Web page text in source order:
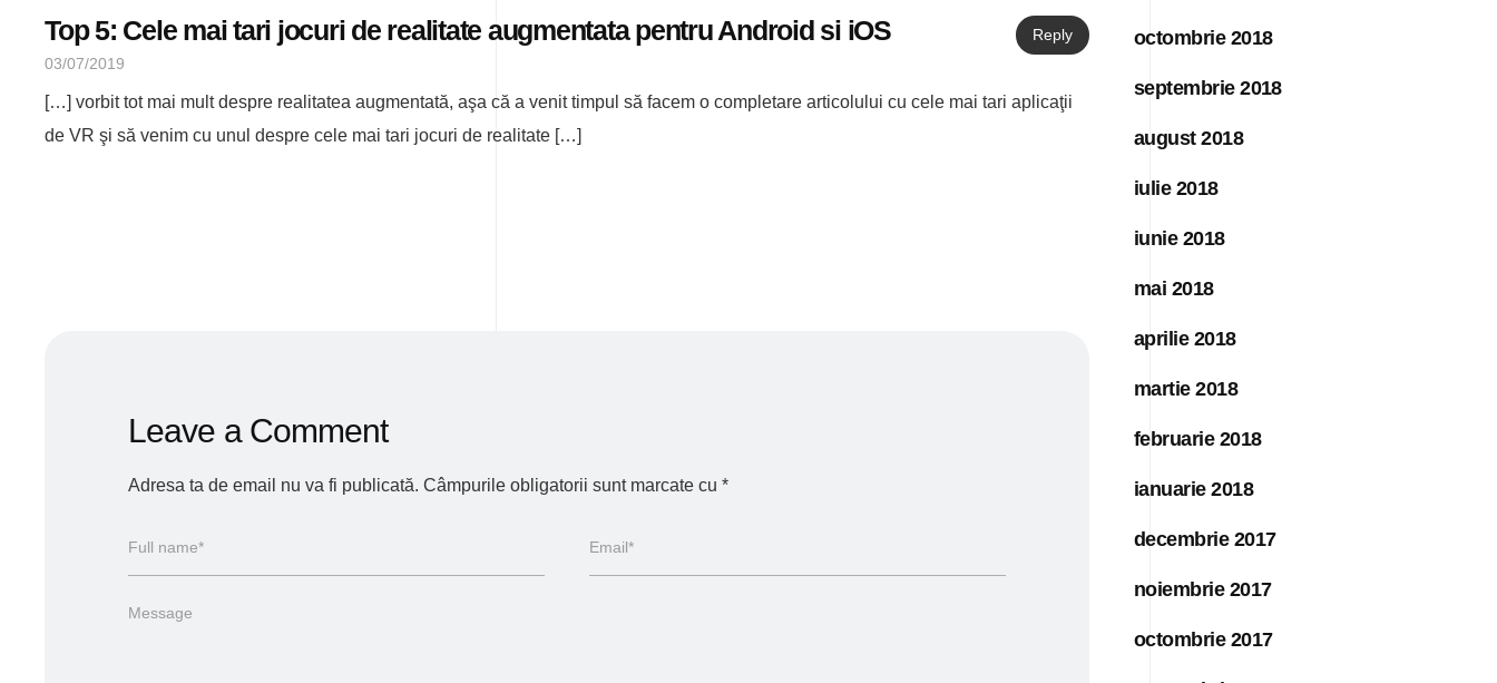
Top 5: Cele mai tari jocuri de realitate augmentata pentru Android si iOS
03/07/2019
Reply
[…] vorbit tot mai mult despre realitatea augmentată, aşa că a venit timpul să facem o completare articolului cu cele mai tari aplicaţii
de VR şi să venim cu unul despre cele mai tari jocuri de realitate […]
Leave a Comment
Adresa ta de email nu va fi publicată. Câmpurile obligatorii sunt marcate cu *
octombrie 2018
septembrie 2018
august 2018
iulie 2018
iunie 2018
mai 2018
aprilie 2018
martie 2018
februarie 2018
ianuarie 2018
decembrie 2017
noiembrie 2017
octombrie 2017